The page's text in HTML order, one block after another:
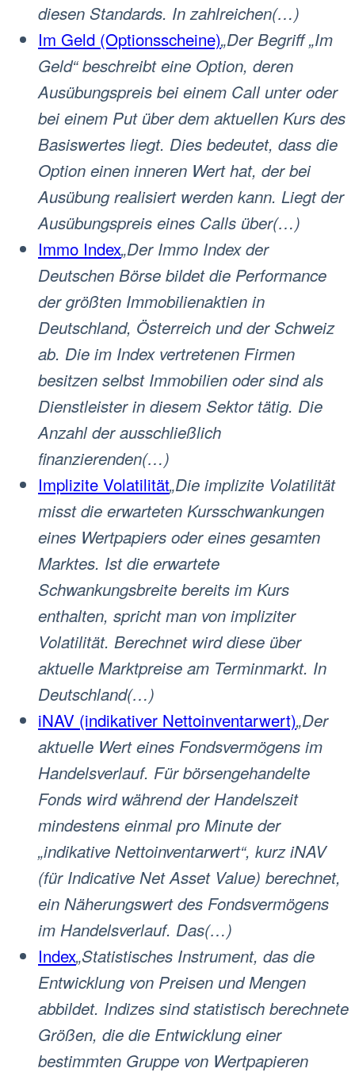
diesen Standards. In zahlreichen(…)
Im Geld (Optionsscheine)„Der Begriff „Im
Geld“ beschreibt eine Option, deren
Ausübungspreis bei einem Call unter oder
bei einem Put über dem aktuellen Kurs des
Basiswertes liegt. Dies bedeutet, dass die
Option einen inneren Wert hat, der bei
Ausübung realisiert werden kann. Liegt der
Ausübungspreis eines Calls über(…)
Immo Index„Der Immo Index der
Deutschen Börse bildet die Performance
der größten Immobilienaktien in
Deutschland, Österreich und der Schweiz
ab. Die im Index vertretenen Firmen
besitzen selbst Immobilien oder sind als
Dienstleister in diesem Sektor tätig. Die
Anzahl der ausschließlich
finanzierenden(…)
Implizite Volatilität„Die implizite Volatilität
misst die erwarteten Kursschwankungen
eines Wertpapiers oder eines gesamten
Marktes. Ist die erwartete
Schwankungsbreite bereits im Kurs
enthalten, spricht man von impliziter
Volatilität. Berechnet wird diese über
aktuelle Marktpreise am Terminmarkt. In
Deutschland(…)
iNAV (indikativer Nettoinventarwert)„Der
aktuelle Wert eines Fondsvermögens im
Handelsverlauf. Für börsengehandelte
Fonds wird während der Handelszeit
mindestens einmal pro Minute der
„indikative Nettoinventarwert“, kurz iNAV
(für Indicative Net Asset Value) berechnet,
ein Näherungswert des Fondsvermögens
im Handelsverlauf. Das(…)
Index„Statistisches Instrument, das die
Entwicklung von Preisen und Mengen
abbildet. Indizes sind statistisch berechnete
Größen, die die Entwicklung einer
bestimmten Gruppe von Wertpapieren